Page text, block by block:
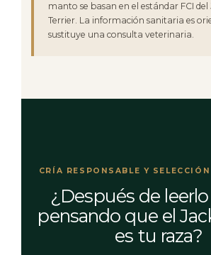
manto se basan en el estándar FCI del
Terrier. La información sanitaria es
sustituye una consulta veterinaria.
CRÍA RESPONSABLE Y
¿Después de
pensando que el
es tu raza?